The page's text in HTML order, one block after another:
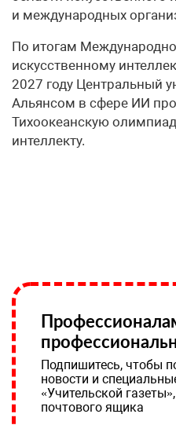
и международных
По итогам
искусственному
2027 году Центральный
Альянсом в сфере ИИ
Тихоокеанскую
интеллекту.
Подпишитесь, чтобы
новости и
«Учительской
почтового ящика